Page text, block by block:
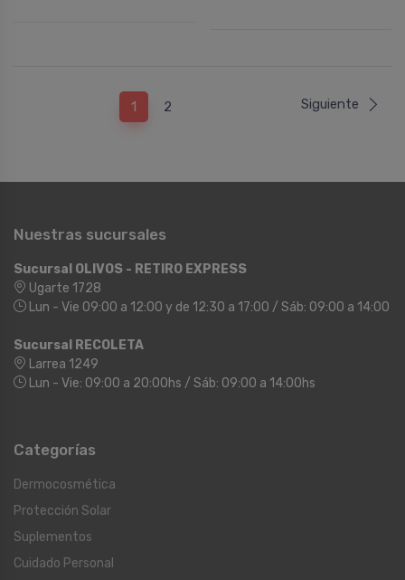
1 2 Siguiente
Nuestras sucursales
Sucursal OLIVOS - RETIRO EXPRESS
Ugarte 1728
Lun - Vie 09:00 a 12:00 y de 12:30 a 17:00 / Sáb: 09:00 a 14:00
Sucursal RECOLETA
Larrea 1249
Lun - Vie: 09:00 a 20:00hs / Sáb: 09:00 a 14:00hs
Categorías
Dermocosmética
Protección Solar
Suplementos
Cuidado Personal